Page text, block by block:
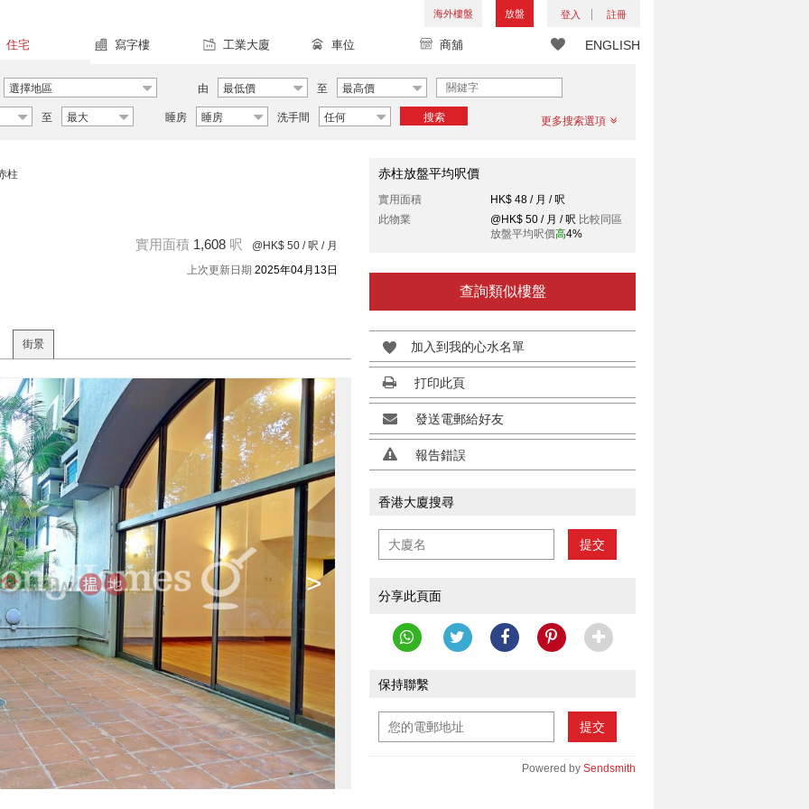
海外樓盤 放盤 登入 註冊
ENGLISH
住宅 寫字樓 工業大廈 車位 商舖
選擇地區 由 最低價 至 最高價
至 最大 睡房 睡房 洗手間 任何 搜索 更多搜索選項
柱
實用面積 1,608 呎 @HK$ 50 / 呎 / 月
上次更新日期 2025年04月13日
街景
>
赤柱放盤平均呎價
實用面積
HK$ 48 / 月 / 呎
此物業
@HK$ 50 / 月 / 呎 比較同區
放盤平均呎價高4%
查詢類似樓盤
加入到我的心水名單
打印此頁
發送電郵給好友
報告錯誤
香港大廈搜尋
提交
分享此頁面
保持聯繫
提交
Powered by Sendsmith